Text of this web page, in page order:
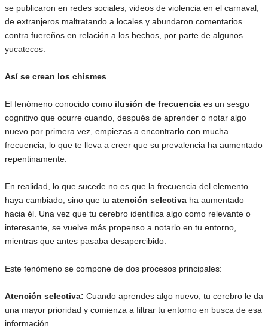
se publicaron en redes sociales, videos de violencia en el carnaval,
de extranjeros maltratando a locales y abundaron comentarios
contra fuereños en relación a los hechos, por parte de algunos
yucatecos.
Así se crean los chismes
El fenómeno conocido como ilusión de frecuencia es un sesgo
cognitivo que ocurre cuando, después de aprender o notar algo
nuevo por primera vez, empiezas a encontrarlo con mucha
frecuencia, lo que te lleva a creer que su prevalencia ha aumentado
repentinamente.
En realidad, lo que sucede no es que la frecuencia del elemento
haya cambiado, sino que tu atención selectiva ha aumentado
hacia él. Una vez que tu cerebro identifica algo como relevante o
interesante, se vuelve más propenso a notarlo en tu entorno,
mientras que antes pasaba desapercibido.
Este fenómeno se compone de dos procesos principales:
Atención selectiva: Cuando aprendes algo nuevo, tu cerebro le da
una mayor prioridad y comienza a filtrar tu entorno en busca de esa
información.